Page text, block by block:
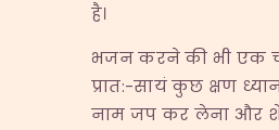
है।
भजन करने की भी एक
प्रात:-सायं कुछ क्षण
नाम जप कर लेना और